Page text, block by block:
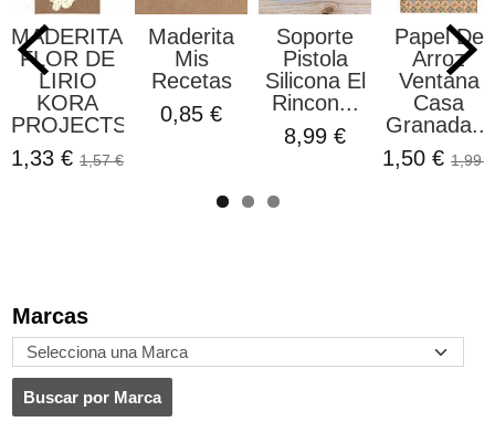
Marcas
MADERITAS
FLOR DE
LIRIO
KORA
PROJECTS
1,33 € 1,57 €
Maderita
Mis
Recetas
0,85 €
Soporte
Pistola
Silicona El
Rincon...
8,99 €
Papel De
Arroz
Ventana
Casa
Granada...
1,50 € 1,99 €